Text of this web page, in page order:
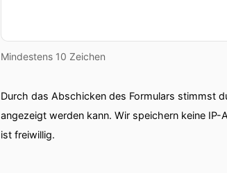
Mindestens 10 Zeichen
Durch das Abschicken des Formulars stimmst
angezeigt werden kann. Wir speichern keine
ist freiwillig.